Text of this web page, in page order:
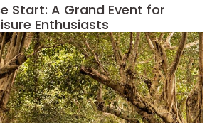
Start: A Grand Event for
Enthusiasts